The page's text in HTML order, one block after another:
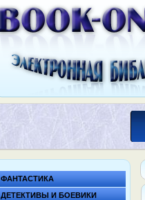
ФАНТАСТИКА
ДЕТЕКТИВЫ И БОЕВИКИ